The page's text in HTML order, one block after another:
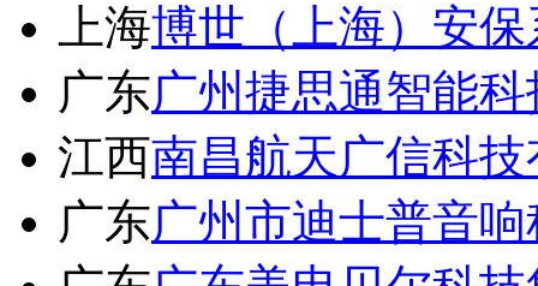
上海博世（上海）安
广东广州捷思通智能
江西南昌航天广信科
广东广州市迪士普音